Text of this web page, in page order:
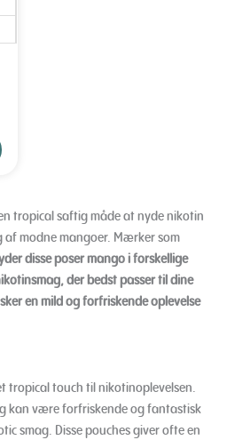
tropical saftig måde at nyde nikotin
af modne mangoer. Mærker som
disse poser mango i forskellige
der bedst passer til dine
en mild og forfriskende oplevelse
tropical touch til nikotinoplevelsen.
kan være forfriskende og fantastisk
smag. Disse pouches giver ofte en